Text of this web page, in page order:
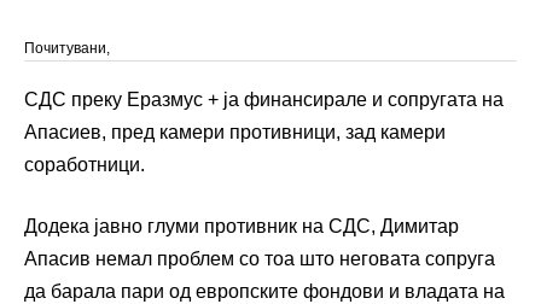
Почитувани,
СДС преку Еразмус + ја финансирале и сопругата на
Апасиев, пред камери противници, зад камери
соработници.
Додека јавно глуми противник на СДС, Димитар
Апасив немал проблем со тоа што неговата сопруга
да барала пари од европските фондови и владата на